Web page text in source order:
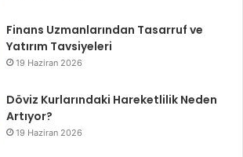
Finans Uzmanlarından Tasarruf ve
Yatırım Tavsiyeleri
19 Haziran 2026
Döviz Kurlarındaki Hareketlilik Neden
Artıyor?
19 Haziran 2026